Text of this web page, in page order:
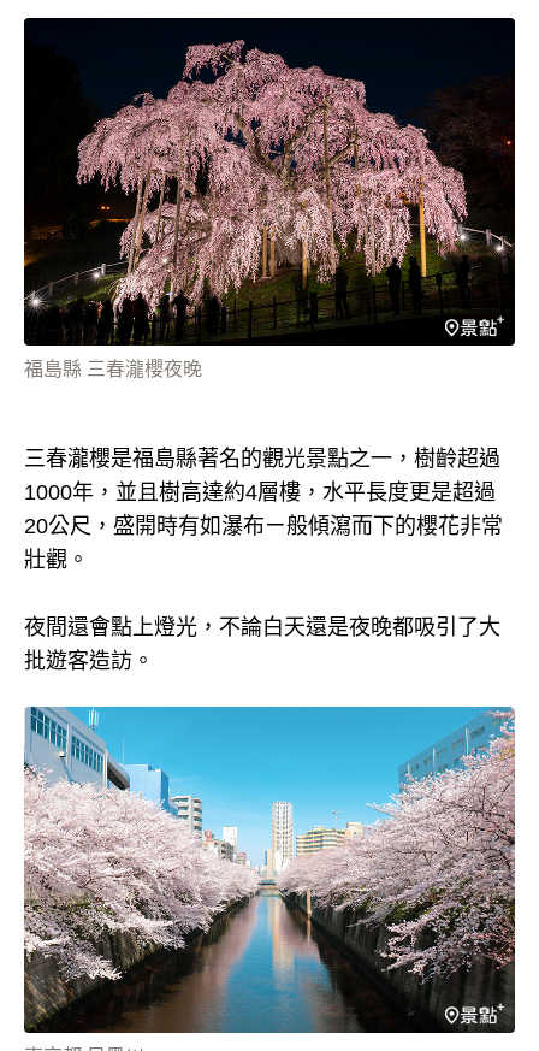
福島縣 三春瀧櫻夜晚
三春瀧櫻是福島縣著名的觀光景點之一，樹齡超過
1000年，並且樹高達約4層樓，水平長度更是超過
20公尺，盛開時有如瀑布ㄧ般傾瀉而下的櫻花非常
壯觀。
夜間還會點上燈光，不論白天還是夜晚都吸引了大
批遊客造訪。